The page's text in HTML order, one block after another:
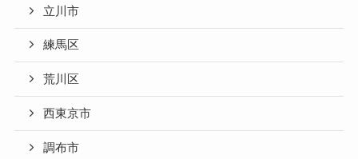
立川市
練馬区
荒川区
西東京市
調布市